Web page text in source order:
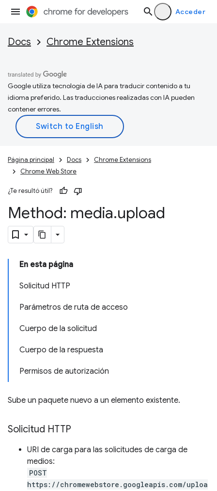
Acceder
Docs Chrome Extensions
Google utiliza tecnología de IA para traducir contenido a tu
idioma preferido. Las traducciones realizadas con IA pueden
contener errores.
Página principal Docs
Chrome Extensions
Chrome Web Store
¿Te resultó útil?
Method: media.upload
En esta página
Solicitud HTTP
Parámetros de ruta de acceso
Cuerpo de la solicitud
Cuerpo de la respuesta
Permisos de autorización
Sube un paquete nuevo a un elemento existente.
Solicitud HTTP
URI de carga para las solicitudes de carga de
medios:
POST
https://chromewebstore.googleapis.com/uploa